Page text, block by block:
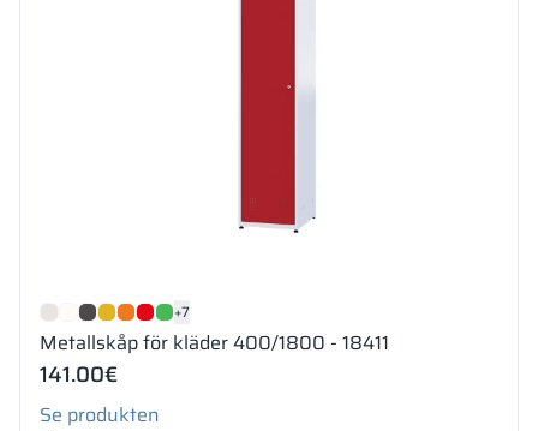
+7
Metallskåp för kläder 400/1800 - 18411
141.00€
Se produkten